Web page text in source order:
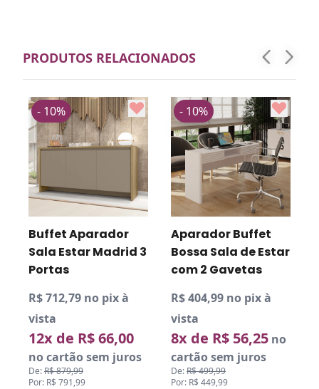
PRODUTOS RELACIONADOS
Buffet Aparador
Sala Estar Madrid 3
Portas
R$ 712,79 no pix à
vista
12x de R$ 66,00
no cartão sem juros
De:R$ 879,99
Por: R$ 791,99
- 10%
Aparador Buffet
Bossa Sala de Estar
com 2 Gavetas
R$ 404,99 no pix à
vista
8x de R$ 56,25no
cartão sem juros
De:R$ 499,99
Por: R$ 449,99
- 10%